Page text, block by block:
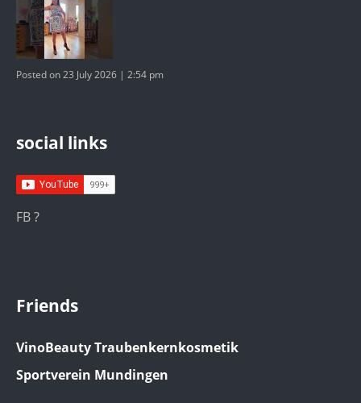
Posted on 23 July 2026 | 2:54 pm
social links
FB ?
Friends
VinoBeauty Traubenkernkosmetik
Sportverein Mundingen